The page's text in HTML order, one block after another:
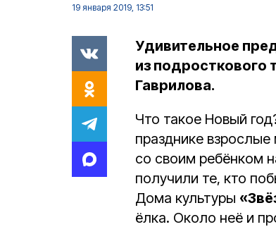
19 января 2019, 13:51
Удивительное
из подросткового
Гаврилова.
Что такое Новый
празднике взрослые
со своим ребёнком
получили те, кто
Дома культуры
ёлка. Около неё и